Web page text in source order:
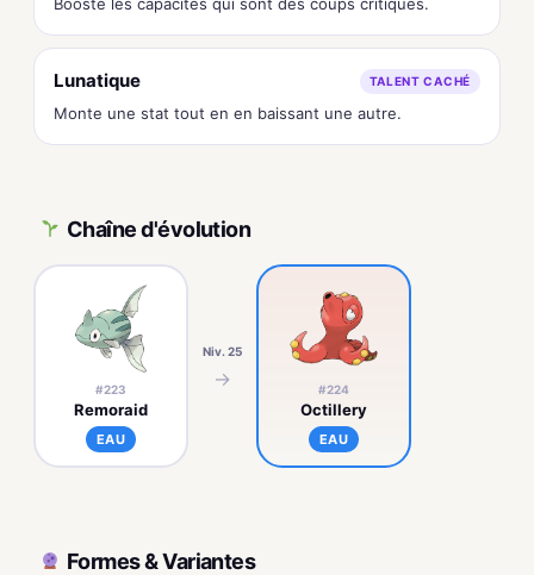
Lunatique TALENT CACHÉ
Monte une stat tout en en baissant une autre.
Chaîne d'évolution
#223
Remoraid
EAU
Niv. 25
→ #224
Octillery
EAU
Formes & Variantes